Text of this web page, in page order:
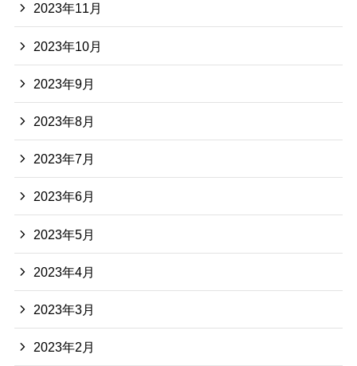
2023年11月
2023年10月
2023年9月
2023年8月
2023年7月
2023年6月
2023年5月
2023年4月
2023年3月
2023年2月